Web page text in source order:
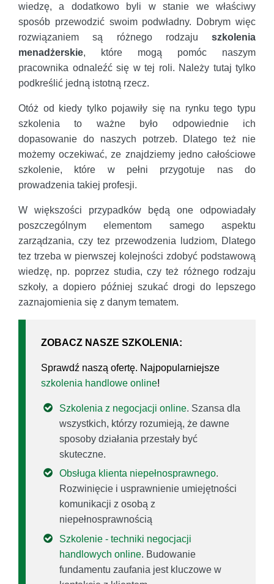
wiedzę, a dodatkowo byli w stanie we właściwy
sposób przewodzić swoim podwładny. Dobrym więc
rozwiązaniem są różnego rodzaju szkolenia
menadżerskie, które mogą pomóc naszym
pracownika odnaleźć się w tej roli. Należy tutaj tylko
podkreślić jedną istotną rzecz.
Otóż od kiedy tylko pojawiły się na rynku tego typu
szkolenia to ważne było odpowiednie ich
dopasowanie do naszych potrzeb. Dlatego też nie
możemy oczekiwać, ze znajdziemy jedno całościowe
szkolenie, które w pełni przygotuje nas do
prowadzenia takiej profesji.
W większości przypadków będą one odpowiadały
poszczególnym elementom samego aspektu
zarządzania, czy tez przewodzenia ludziom, Dlatego
tez trzeba w pierwszej kolejności zdobyć podstawową
wiedzę, np. poprzez studia, czy też różnego rodzaju
szkoły, a dopiero później szukać drogi do lepszego
zaznajomienia się z danym tematem.
ZOBACZ NASZE SZKOLENIA:
Sprawdź naszą ofertę. Najpopularniejsze
szkolenia handlowe online!
Szkolenia z negocjacji online. Szansa dla
wszystkich, którzy rozumieją, że dawne
sposoby działania przestały być
skuteczne.
Obsługa klienta niepełnosprawnego.
Rozwinięcie i usprawnienie umiejętności
komunikacji z osobą z
niepełnosprawnością
Szkolenie - techniki negocjacji
handlowych online. Budowanie
fundamentu zaufania jest kluczowe w